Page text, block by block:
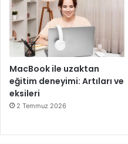
MacBook ile uzaktan
eğitim deneyimi: Artıları ve
eksileri
2 Temmuz 2026